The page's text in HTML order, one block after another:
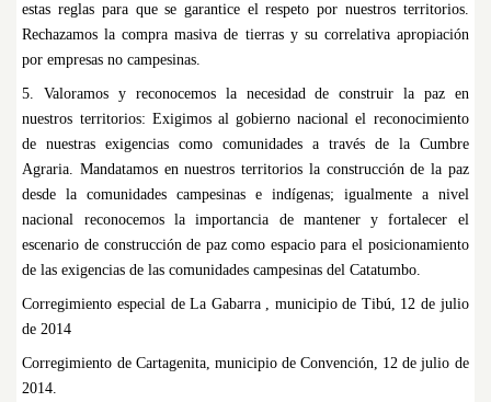
estas reglas para que se garantice el respeto por nuestros territorios.
Rechazamos la compra masiva de tierras y su correlativa apropiación
por empresas no campesinas.
5. Valoramos y reconocemos la necesidad de construir la paz en
nuestros territorios: Exigimos al gobierno nacional el reconocimiento
de nuestras exigencias como comunidades a través de la Cumbre
Agraria. Mandatamos en nuestros territorios la construcción de la paz
desde la comunidades campesinas e indígenas; igualmente a nivel
nacional reconocemos la importancia de mantener y fortalecer el
escenario de construcción de paz como espacio para el posicionamiento
de las exigencias de las comunidades campesinas del Catatumbo.
Corregimiento especial de La Gabarra , municipio de Tibú, 12 de julio
de 2014
Corregimiento de Cartagenita, municipio de Convención, 12 de julio de
2014.